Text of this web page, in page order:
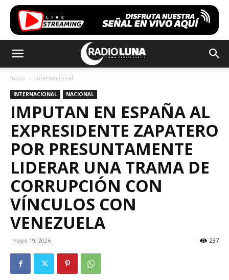
Inicio Internacional
INTERNACIONAL NACIONAL
IMPUTAN EN ESPAÑA AL
EXPRESIDENTE ZAPATERO
POR PRESUNTAMENTE
LIDERAR UNA TRAMA DE
CORRUPCIÓN CON
VÍNCULOS CON
VENEZUELA
mayo 19, 2026 237